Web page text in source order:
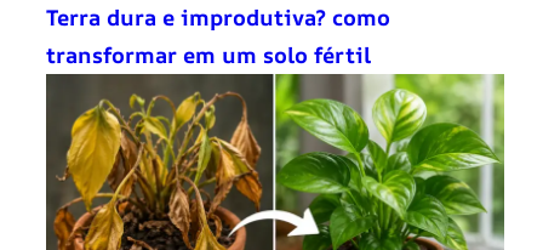
Terra dura e improdutiva? como
transformar em um solo fértil